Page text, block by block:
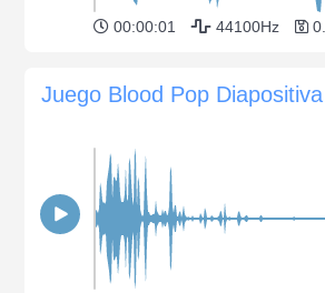
00:00:01 44100Hz
Juego Blood Pop Diapositiva